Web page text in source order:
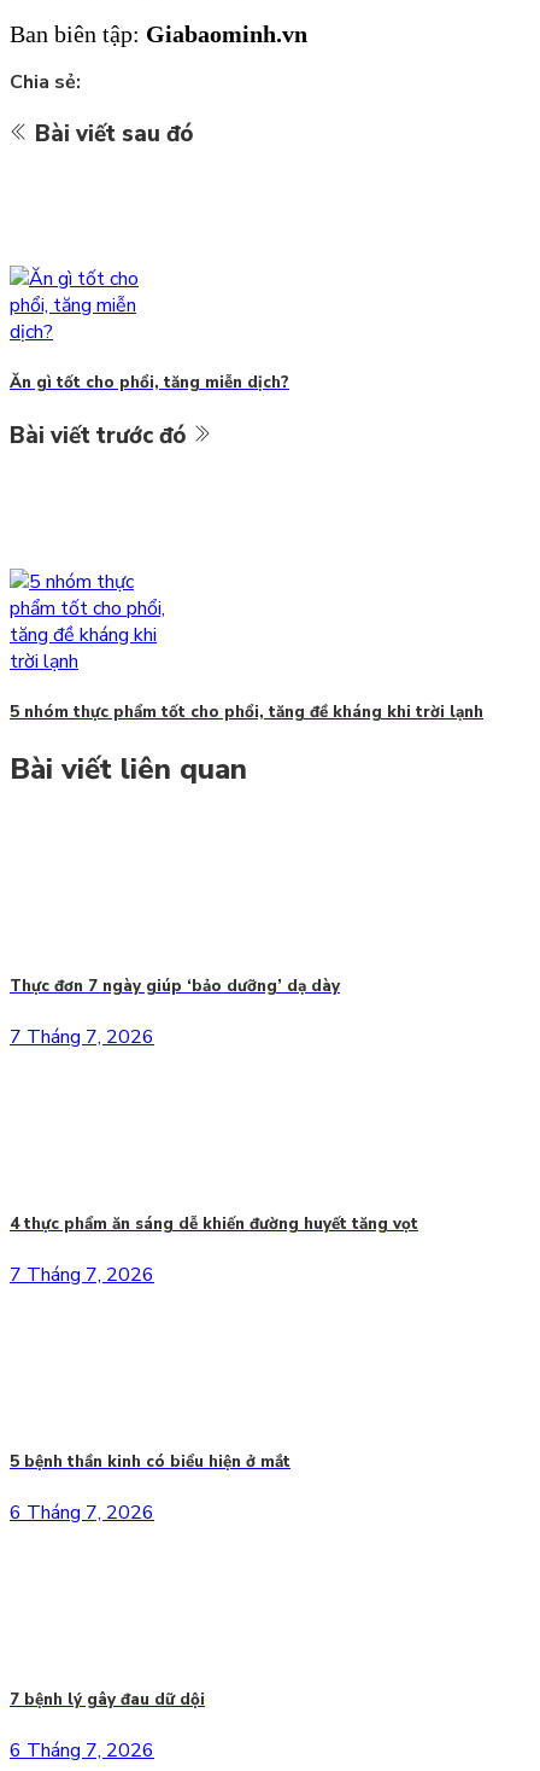
Ban biên tập: Giabaominh.vn
Chia sẻ:
Bài viết sau đó
Ăn gì tốt cho phổi, tăng miễn dịch?
Bài viết trước đó
5 nhóm thực phẩm tốt cho phổi, tăng đề kháng khi trời lạnh
Bài viết liên quan
Thực đơn 7 ngày giúp ‘bảo dưỡng’ dạ dày
7 Tháng 7, 2026
4 thực phẩm ăn sáng dễ khiến đường huyết tăng vọt
7 Tháng 7, 2026
5 bệnh thần kinh có biểu hiện ở mắt
6 Tháng 7, 2026
7 bệnh lý gây đau dữ dội
6 Tháng 7, 2026